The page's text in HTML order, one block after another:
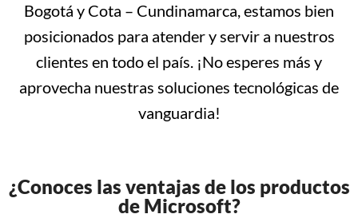
Bogotá y Cota – Cundinamarca, estamos bien
posicionados para atender y servir a nuestros
clientes en todo el país. ¡No esperes más y
aprovecha nuestras soluciones tecnológicas de
vanguardia!
¿Conoces las ventajas de los productos
de Microsoft?